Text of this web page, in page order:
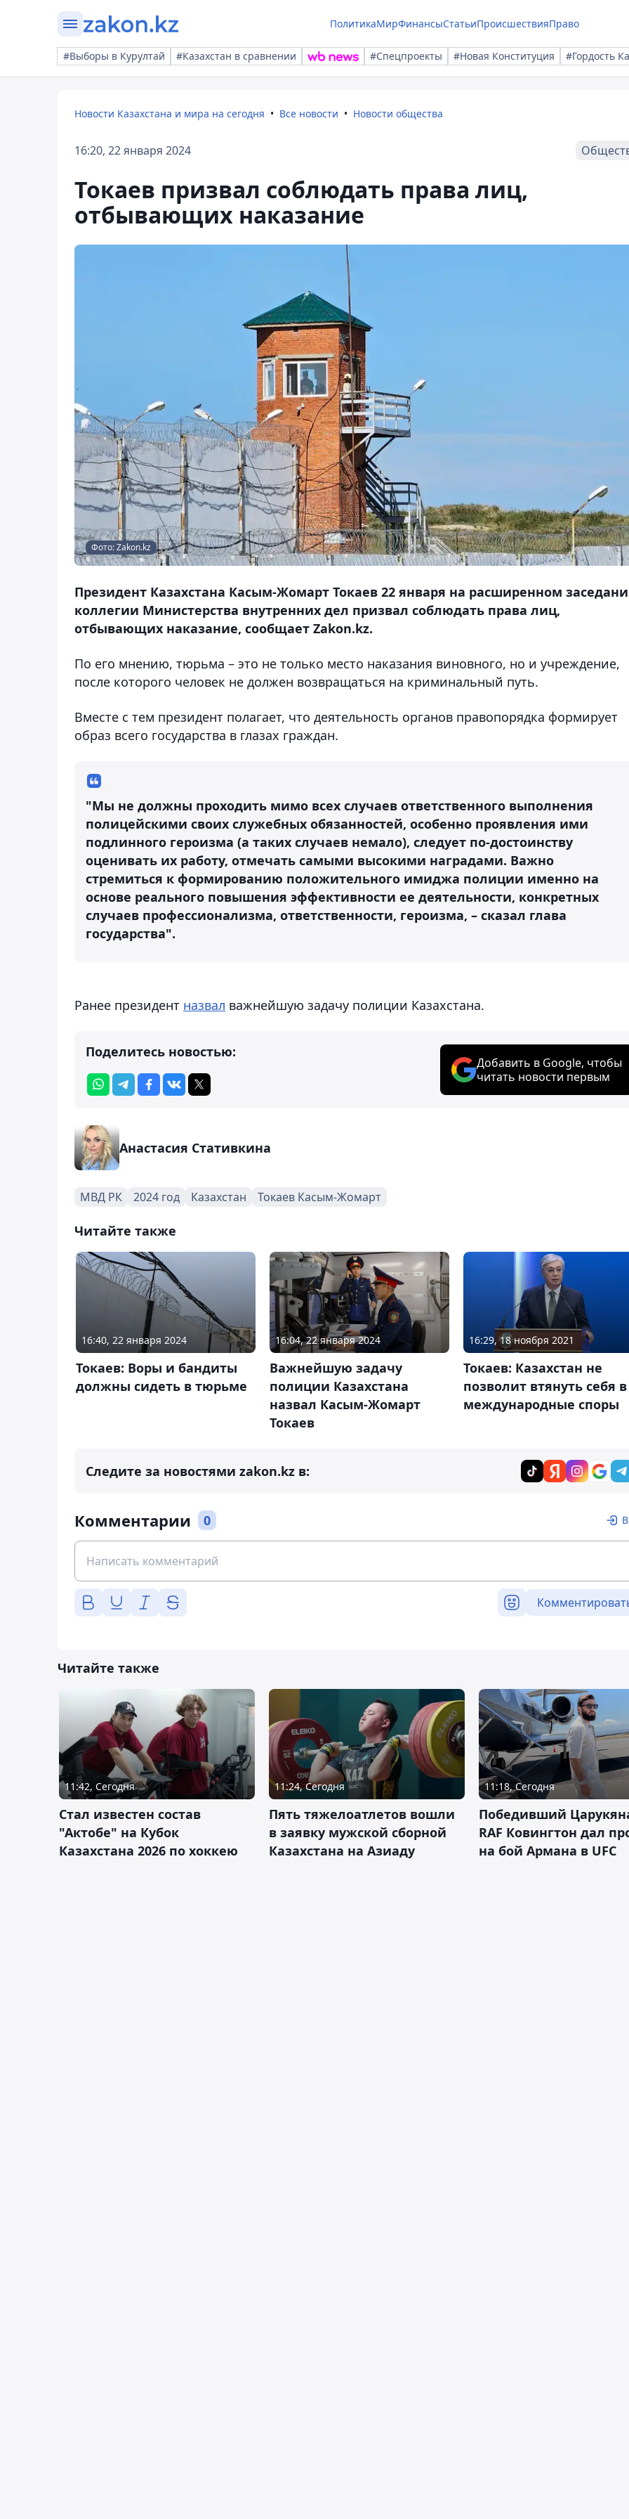
ПолитикаМирФинансыСтатьиПроисшествияПраво
#Выборы в Курултай #Казахстан в сравнении #Спецпроекты #Новая Конституция #Гордость
Новости Казахстана и мира на сегодня Все новости Новости общества
16:20, 22 января 2024
Токаев призвал соблюдать права лиц,
отбывающих наказание
Фото: Zakon.kz
Президент Казахстана Касым-Жомарт Токаев 22 января на расширенном
коллегии Министерства внутренних дел призвал соблюдать права лиц,
отбывающих наказание, сообщает Zakon.kz.
По его мнению, тюрьма – это не только место наказания виновного, но и учреждение,
после которого человек не должен возвращаться на криминальный путь.
Вместе с тем президент полагает, что деятельность органов правопорядка формирует
образ всего государства в глазах граждан.
"Мы не должны проходить мимо всех случаев ответственного выполнения
полицейскими своих служебных обязанностей, особенно проявления ими
подлинного героизма (а таких случаев немало), следует по-достоинству
оценивать их работу, отмечать самыми высокими наградами. Важно
стремиться к формированию положительного имиджа полиции именно на
основе реального повышения эффективности ее деятельности, конкретных
случаев профессионализма, ответственности, героизма, – сказал глава
государства".
Ранее президент назвал важнейшую задачу полиции Казахстана.
Поделитесь новостью:
Добавить в Google, чтобы
читать новости первым
Анастасия Стативкина
МВД РК 2024 год Казахстан Токаев Касым-Жомарт
Читайте также
16:40, 22 января 2024
Токаев: Воры и бандиты
должны сидеть в тюрьме
16:04, 22 января 2024
Важнейшую задачу
полиции Казахстана
назвал Касым-Жомарт
Токаев
16:29, 18 ноября 2021
Токаев: Казахстан не
позволит втянуть себя в
международные споры
Следите за новостями zakon.kz в:
Комментарии 0
Читайте также
11:42, Сегодня
Стал известен состав
"Актобе" на Кубок
Казахстана 2026 по хоккею
11:24, Сегодня
Пять тяжелоатлетов вошли
в заявку мужской сборной
Казахстана на Азиаду
11:18, Сегодня
Победивший
RAF Ковингтон дал
на бой Армана в UFC